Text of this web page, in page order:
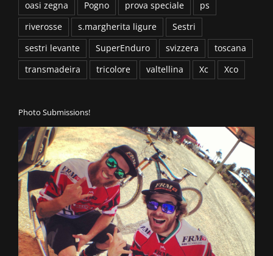
oasi zegna
Pogno prova speciale
ps
riverosse
s.margherita ligure
Sestri
sestri levante
SuperEnduro svizzera
toscana
transmadeira
tricolore valtellina Xc Xco
Photo Submissions!